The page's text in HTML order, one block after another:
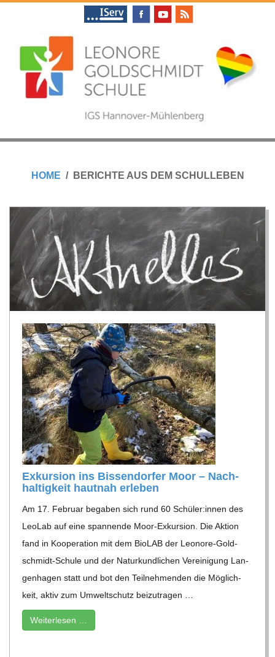
L
O
N
O
R
E
G
O
L
D
S
C
H
M
HOME BERICHTE AUS DEM SCHULLEBEN
Exkur­sion ins Bis­sen­dor­fer Moor – Nach­
hal­tig­keit haut­nah erleben
Am 17. Februar bega­ben sich rund 60 Schüler:innen des
Leo­Lab auf eine span­nende Moor-Exkur­sion. Die Aktion
fand in Koope­ra­tion mit dem Bio­LAB der Leo­nore-Gold­
schmidt-Schule und der Natur­kund­li­chen Ver­ei­ni­gung Lan­
gen­ha­gen statt und bot den Teil­neh­men­den die Mög­lich­
keit, aktiv zum Umwelt­schutz bei­zu­tra­gen …
Wei­ter­le­sen …